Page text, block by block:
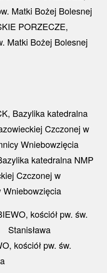
PORZECZE,
Matki Bożej Bolesnej
katedralna NMP
Czczonej w
Wniebowzięcia
kościół pw. św.